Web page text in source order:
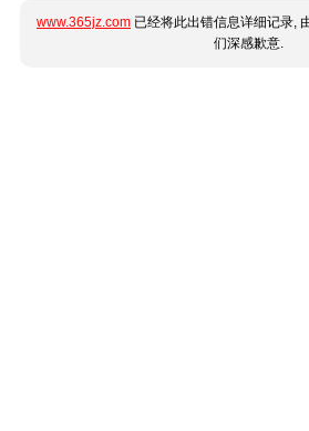
www.365jz.com 已经将此出错信息详细记录,
们深感歉意.